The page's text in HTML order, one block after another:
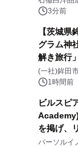
3分前
【茨城県
グラム神
解き旅行
(一社)鉾田
1時間前
ビルスピ
を掲げ、
パーソルイ